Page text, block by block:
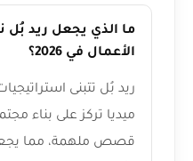
ما الذي يجعل ريد بُل
الأعمال في 2026؟
ريد بُل تتبنى
ميديا تركز على بناء
قصص ملهمة، مما